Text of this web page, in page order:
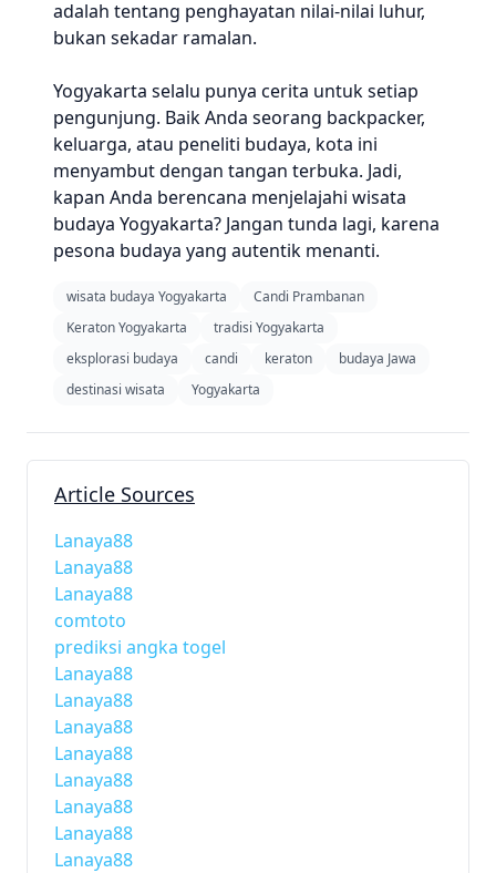
adalah tentang penghayatan nilai-nilai luhur,
bukan sekadar ramalan.
Yogyakarta selalu punya cerita untuk setiap
pengunjung. Baik Anda seorang backpacker,
keluarga, atau peneliti budaya, kota ini
menyambut dengan tangan terbuka. Jadi,
kapan Anda berencana menjelajahi wisata
budaya Yogyakarta? Jangan tunda lagi, karena
pesona budaya yang autentik menanti.
wisata budaya Yogyakarta
Candi Prambanan
Keraton Yogyakarta
tradisi Yogyakarta
eksplorasi budaya
candi keraton
budaya Jawa
destinasi wisata
Yogyakarta
Article Sources
Lanaya88
Lanaya88
Lanaya88
comtoto
prediksi angka togel
Lanaya88
Lanaya88
Lanaya88
Lanaya88
Lanaya88
Lanaya88
Lanaya88
Lanaya88